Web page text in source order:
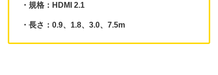
・規格：HDMI 2.1
・長さ：0.9、1.8、3.0、7.5m